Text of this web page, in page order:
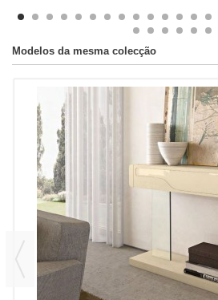
Modelos da mesma colecção